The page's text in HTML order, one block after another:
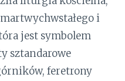
i
jest symbolem
sztandarowe
feretrony